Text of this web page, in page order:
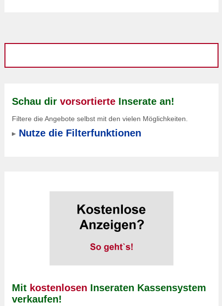
Schau dir vorsortierte Inserate an!
Filtere die Angebote selbst mit den vielen Möglichkeiten.
Nutze die Filterfunktionen
Mit kostenlosen Inseraten Kassensystem
verkaufen!